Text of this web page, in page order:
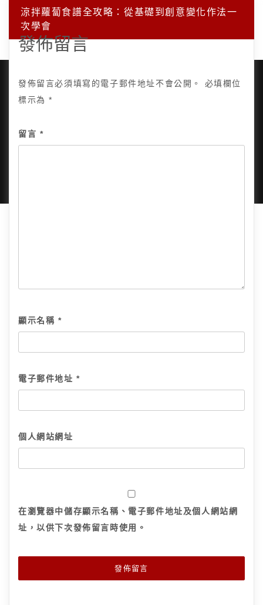
涼拌蘿蔔食譜全攻略：從基礎到創意變化作法一
次學會
發佈留言
發佈留言必須填寫的電子郵件地址不會公開。
必填欄位
標示為*
留言 *
顯示名稱 *
電子郵件地址*
個人網站網址
在瀏覽器中儲存顯示名稱、電子郵件地址及個人網站網
址，以供下次發佈留言時使用。